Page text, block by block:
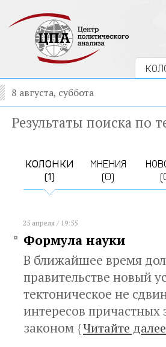
8 августа, суббота
Результаты поиска по
КОЛОНКИ
(1)
МНЕНИЯ
(0)
25 апреля / 19:55
Формула науки
В ближайшее время
правительстве новый
тектоническое не
интересов причастных
законом {Читайте далее